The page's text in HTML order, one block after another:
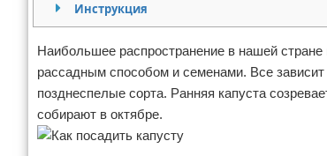
Интерьер и дизайн
Дизайн дачи
Дизайн квартиры
Кухня
Посуда
Ремонт
Ремонт дачи
Инструменты
Контакты
Сотрудничество
Размещение рекламы
Для правообладателей
Инструкция
Наибольшее распространение в нашей
рассадным способом и семенами. Все
позднеспелые сорта. Ранняя капуста
собирают в октябре.